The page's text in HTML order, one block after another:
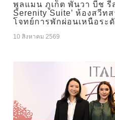
พูลแมน ภูเก็ต พันวา บีช รี
Serenity Suite’ ห้องสวีท
โจทย์การพักผ่อนเหนือระ
10 สิงหาคม 2569